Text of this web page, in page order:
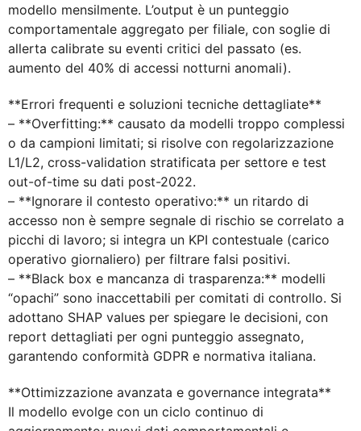
modello mensilmente. L’output è un punteggio
comportamentale aggregato per filiale, con soglie di
allerta calibrate su eventi critici del passato (es.
aumento del 40% di accessi notturni anomali).
**Errori frequenti e soluzioni tecniche dettagliate**
– **Overfitting:** causato da modelli troppo complessi
o da campioni limitati; si risolve con regolarizzazione
L1/L2, cross-validation stratificata per settore e test
out-of-time su dati post-2022.
– **Ignorare il contesto operativo:** un ritardo di
accesso non è sempre segnale di rischio se correlato a
picchi di lavoro; si integra un KPI contestuale (carico
operativo giornaliero) per filtrare falsi positivi.
– **Black box e mancanza di trasparenza:** modelli
“opachi” sono inaccettabili per comitati di controllo. Si
adottano SHAP values per spiegare le decisioni, con
report dettagliati per ogni punteggio assegnato,
garantendo conformità GDPR e normativa italiana.
**Ottimizzazione avanzata e governance integrata**
Il modello evolge con un ciclo continuo di